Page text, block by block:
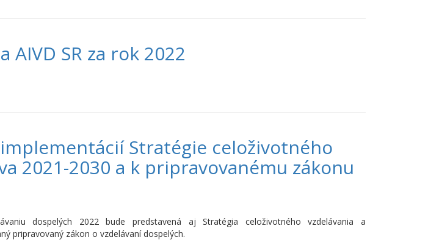
AIVD SR za rok 2022
Stratégie celoživotného
2021-2030 a k pripravovanému zákonu
dospelých 2022 bude predstavená aj Stratégia celoživotného vzdelávania a
pripravovaný zákon o vzdelávaní dospelých.